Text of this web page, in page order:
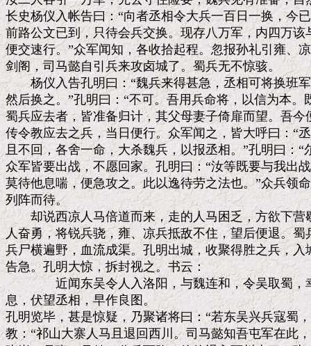
长史杨仪入帐告曰：“向者丞相令大兵一百日一换，今
前路公文已到，只待会兵交换。现存八万军，内四万该
便交速行。”众军闻知，各收拾起程。忽报孙礼引雍、
剑阁，司马懿自引兵来攻卤城了。蜀兵无不惊骇。
杨仪入告孔明曰：“魏兵来得甚急，丞相可将换班军
然后换之。”孔明曰：“不可。吾用兵命将，以信为本。
蜀兵应去者，皆准备归计，其父母妻子倚扉而望。吾今
传令教应去之兵，当日便行。众军闻之，皆大呼曰：“
且不回，各舍一命，大杀魏兵，以报丞相。”孔明曰：“
众军皆要出战，不愿回家。孔明曰：“汝等既要与我出
莫待他息喘，便急攻之。此以逸待劳之法也。”众兵领
列阵而待。
却说西凉人马倍道而来，走的人马困乏，方欲下营
人奋勇，将锐兵骁，雍、凉兵抵敌不住，望后便退。
兵尸横遍野，血流成渠。孔明出城，收聚得胜之兵，
告急。孔明大惊，拆封视之。书云：
近闻东吴令人入洛阳，与魏连和，令吴取蜀，幸
息，伏望丞相，早作良图。
孔明览毕，甚是惊疑，乃聚诸将曰：“若东吴兴兵寇蜀
教：“祁山大寨人马且退回西川。司马懿知吾屯军在此